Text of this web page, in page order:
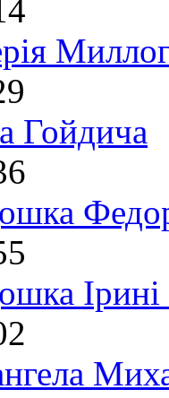
Гойдича